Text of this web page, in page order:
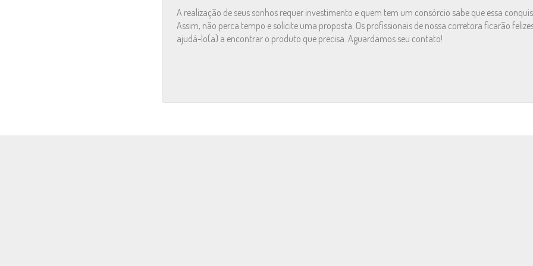
A realização de seus sonhos requer investimento e quem tem um consórcio sabe que essa
Assim, não perca tempo e solicite uma proposta. Os profissionais de nossa corretora ficarão
ajudá-lo(a) a encontrar o produto que precisa. Aguardamos seu contato!